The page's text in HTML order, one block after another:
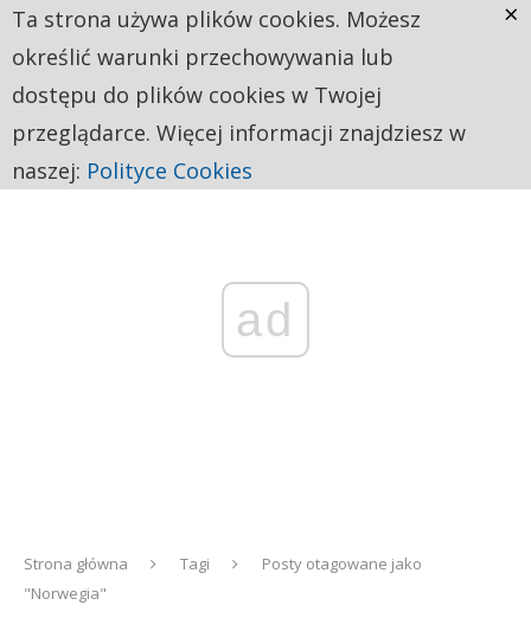
ad
Strona główna Tagi
Posty otagowane jako
"Norwegia"
Ta strona używa plików cookies. Możesz
określić warunki przechowywania lub
dostępu do plików cookies w Twojej
przeglądarce. Więcej informacji znajdziesz w
naszej: Polityce Cookies
×